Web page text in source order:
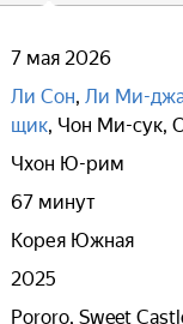
7 мая 2026
Ли Сон, Ли Ми-
щик, Чон Ми-сук,
Чхон Ю-рим
67 минут
Корея Южная
2025
Pororo, Sweet